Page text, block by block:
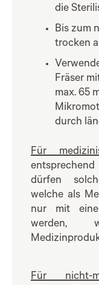
die
Bis zum
trocken
Fräser
max. 65
durch
Für
dürfen
welche als
nur mit
werden,
Für nicht-